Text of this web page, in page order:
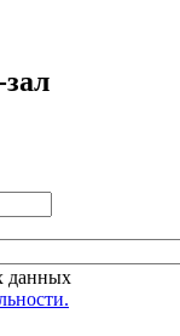
данных